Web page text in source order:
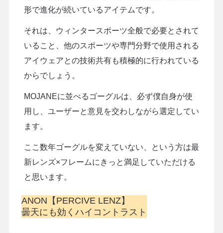
形で進化が続いているアイテムです。
それは、ウィンタースポーツ全般で必要とされて
いること、他のスポーツや専門分野で使用される
アイウェアとの技術共有も積極的に行われている
からでしょう。
MOJANEに並べるゴーグルは、必ず僕自身が使
用し、ユーザーと意見を交わしながら選定してい
ます。
ここ数年ゴーグルを変えていない、という方は最
新レンズ×フレームにきっと満足していただける
と思います。
ANON【PERCIVE LENZ】
曇天にも効くハイコントラスト